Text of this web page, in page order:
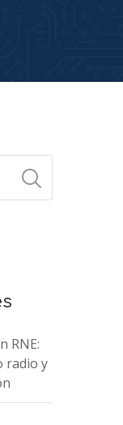
RNE:
radio y